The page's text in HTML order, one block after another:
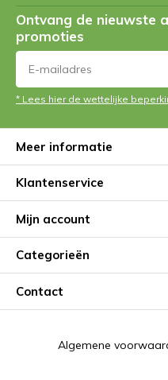
Ontvang de nieuwste
promoties
* Lees hier de wettelijke
Meer informatie
Klantenservice
Mijn account
Categorieën
Contact
Algemene